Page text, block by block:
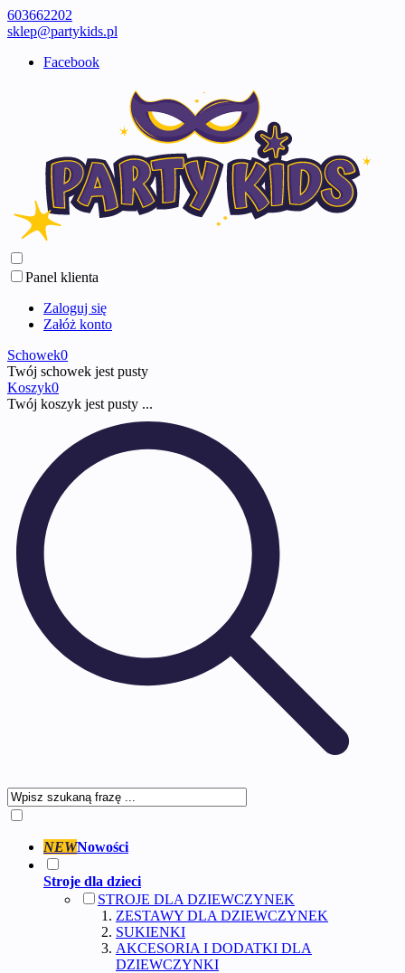
603662202
sklep@partykids.pl
Facebook
Panel klienta
Zaloguj się
Załóż konto
Schowek0
Twój schowek jest pusty
Koszyk0
Twój koszyk jest pusty ...
NEWNowości
Stroje dla dzieci
STROJE DLA DZIEWCZYNEK
ZESTAWY DLA DZIEWCZYNEK
SUKIENKI
AKCESORIA I DODATKI DLA
DZIEWCZYNKI